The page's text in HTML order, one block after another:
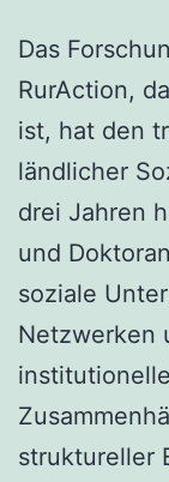
Das
RurAction,
ist, hat den
ländlicher
drei Jahren
und
soziale
Netzwerken
struktureller